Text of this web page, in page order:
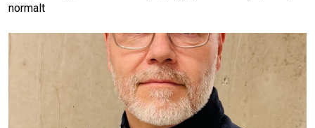
normalt